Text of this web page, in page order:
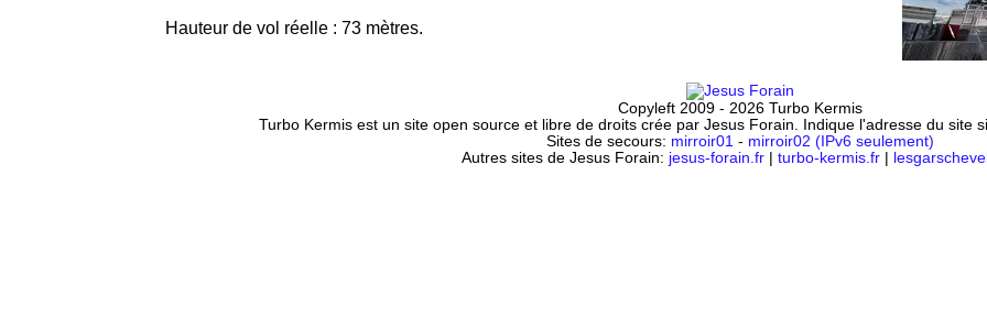
Hauteur de vol réelle : 73 mètres.
Copyleft 2009 - 2026 Turbo Kermis
Turbo Kermis est un site open source et libre de droits crée par Jesus Forain. Indique l'adresse du site
Sites de secours: mirroir01 - mirroir02 (IPv6 seulement)
Autres sites de Jesus Forain: jesus-forain.fr| turbo-kermis.fr|